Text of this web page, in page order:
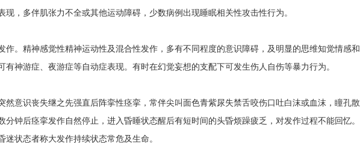
现，多伴肌张力不全或其他运动障碍，少数病例出现睡眠相关性攻击性行为。
作。精神感觉性精神运动性及混合性发作，多有不同程度的意识障碍，及明显的思维知觉情感和
有神游症、夜游症等自动症表现。有时在幻觉妄想的支配下可发生伤人自伤等暴力行为。
然意识丧失继之先强直后阵挛性痉挛，常伴尖叫面色青紫尿失禁舌咬伤口吐白沫或血沫，瞳孔散
分钟后痉挛发作自然停止，进入昏睡状态醒后有短时间的头昏烦躁疲乏，对发作过程不能回忆。
迷状态者称大发作持续状态常危及生命。